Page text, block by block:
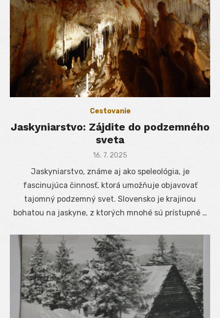
Cestovanie
Jaskyniarstvo: Zájdite do podzemného
sveta
Posted
16. 7. 2025
Jaskyniarstvo, známe aj ako speleológia, je
fascinujúca činnosť, ktorá umožňuje objavovať
tajomný podzemný svet. Slovensko je krajinou
bohatou na jaskyne, z ktorých mnohé sú prístupné …